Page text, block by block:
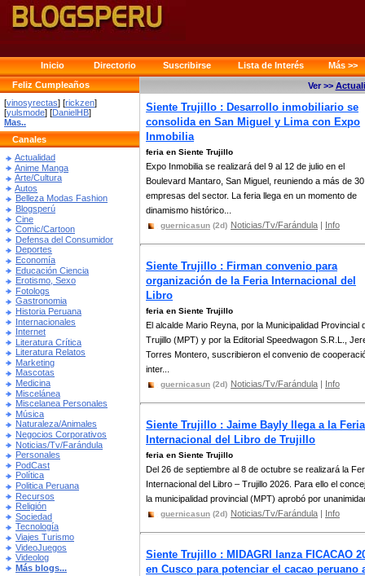
Inicio Directorio Suscribirse Lista de Interés
Más >>
Feliz Cumpleaños
[vinosyrectas] [rickzen]
[yulsmode] [DanielHB]
Mas..
Canales
Actualidad
Anime Manga
Arte/Cultura
Autos
Belleza Modas Fashion
Blogsperú
Cine
Comic/Cartoon
Defensa del Consumidor
Deportes
Economía
Educación Ciencia
Erotismo, Sexo
Fotologs
Gastronomia
Historia Peruana
Internacionales
Internet
Literatura Crítica
Literatura Relatos
Marketing
Mascotas
Medicina
Miscelánea
Miscelanea Personales
Música
Naturaleza/Animales
Negocios Corporativos
Noticias/Tv/Farándula
Personales
PodCast
Política
Politica Peruana
Recursos
Religión
Sociedad
Tecnología
Viajes Turismo
VideoJuegos
Videolog
Más blogs...
Ver >>
Siente Trujillo : Desarrollo inmobiliario se
consolida en San Miguel y Lima con Expo
Inmobilia
feria en Siente Trujillo
Expo Inmobilia se realizará del 9 al 12 de julio en el
Boulevard Mantaro, San Miguel, reuniendo a más de 30
empresas del sector. La feria llega en un momento de
dinamismo histórico...
guernicasun (2d) Noticias/Tv/Farándula | Info
Siente Trujillo : Firman convenio para
organización de la Feria Internacional del
Libro
feria en Siente Trujillo
El alcalde Mario Reyna, por la Municipalidad Provincial
Trujillo (MPT) y por la Editorial Speedwagon S.R.L.,
Torres Montero, suscribieron el convenio de
inter...
guernicasun (2d) Noticias/Tv/Farándula | Info
Siente Trujillo : Jaime Bayly llega a la Feria
Internacional del Libro de Trujillo
feria en Siente Trujillo
Del 26 de septiembre al 8 de octubre se realizará la
Internacional del Libro – Trujillo 2026. Para ello el
la municipalidad provincial (MPT) aprobó por
guernicasun (2d) Noticias/Tv/Farándula | Info
Siente Trujillo : MIDAGRI lanza FICACAO
en Cusco para potenciar el cacao peruano